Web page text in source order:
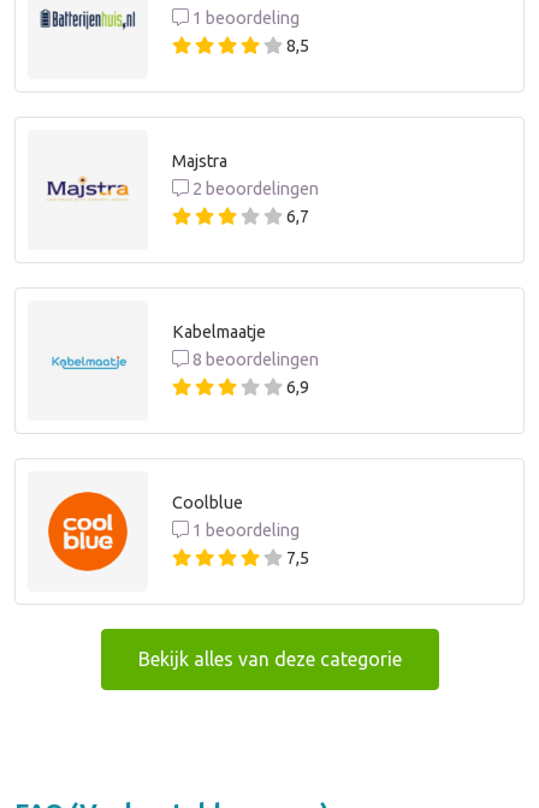
1 beoordeling
8,5
Majstra
2 beoordelingen
6,7
Kabelmaatje
8 beoordelingen
6,9
Coolblue
1 beoordeling
7,5
Bekijk alles van deze categorie